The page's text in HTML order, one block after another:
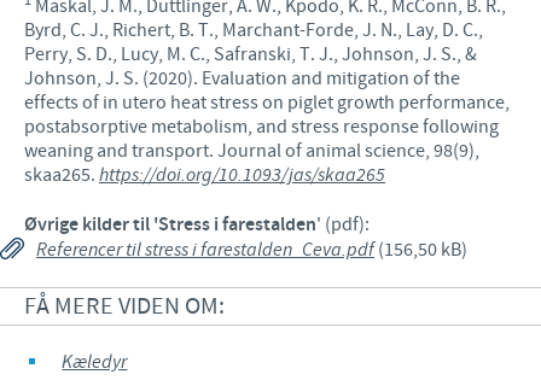
Maskal, J. M., Duttlinger, A. W., Kpodo, K. R., McConn, B. R.,
Byrd, C. J., Richert, B. T., Marchant-Forde, J. N., Lay, D. C.,
Perry, S. D., Lucy, M. C., Safranski, T. J., Johnson, J. S., &
Johnson, J. S. (2020). Evaluation and mitigation of the
effects of in utero heat stress on piglet growth performance,
postabsorptive metabolism, and stress response following
weaning and transport. Journal of animal science, 98(9),
skaa265. https://doi.org/10.1093/jas/skaa265
Øvrige kilder til 'Stress i farestalden' (pdf):
Referencer til stress i farestalden_Ceva.pdf(156,50 kB)
FÅ MERE VIDEN OM:
Kæledyr